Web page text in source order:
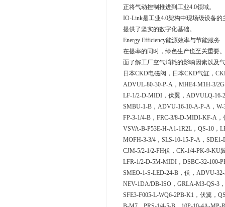
正将气动控制推进到工业4.0领域。
IO-Link是工业4.0架构中现场级设备
提供了坚实的数字化基础。
Energy Efficiency能源效率与节能服务
在提率的同时，绿色生产也至关重要
面了解工厂空气消耗的影响因素以及
日本CKD电磁阀，日本CKD气缸，
ADVUL-80-30-P-A，MHE4-M1H-3/
LF-1/2-D-MIDI，伏翼，ADVULQ-16-
SMBU-1-B，ADVU-16-10-A-P-A，W-
FP-3-1/4-B，FRC-3/8-D-MIDI-KF-A
VSVA-B-P53E-H-A1-1R2L，QS-10，
MOFH-3-3/4，SLS-10-15-P-A，
CJM-5/2-1/2-FH伏，CK-1/4-PK-9-KU
LFR-1/2-D-5M-MIDI，DSBC-32-100-
SMEO-1-S-LED-24-B，伏，ADVU-
NEV-1DA/DB-ISO，GRLA-M3-QS-3
SFE3-F005-L-WQ6-2PB-K1，伏翼，